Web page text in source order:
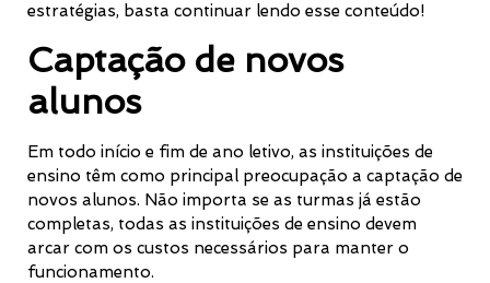
estratégias, basta continuar lendo esse conteúdo!
Captação de novos
alunos
Em todo início e fim de ano letivo, as instituições de
ensino têm como principal preocupação a captação de
novos alunos. Não importa se as turmas já estão
completas, todas as instituições de ensino devem
arcar com os custos necessários para manter o
funcionamento.